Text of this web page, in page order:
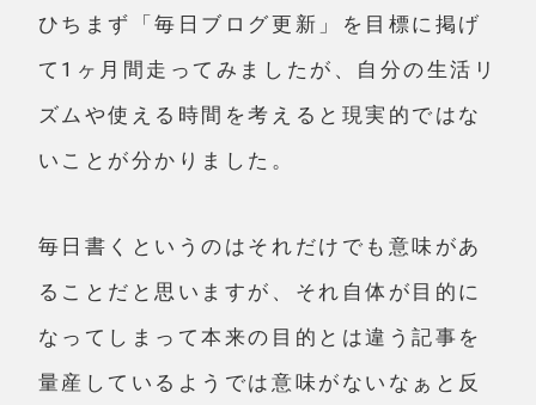
ひちまず「毎日ブログ更新」を目標に掲げ
て1ヶ月間走ってみましたが、自分の生活リ
ズムや使える時間を考えると現実的ではな
いことが分かりました。
毎日書くというのはそれだけでも意味があ
ることだと思いますが、それ自体が目的に
なってしまって本来の目的とは違う記事を
量産しているようでは意味がないなぁと反